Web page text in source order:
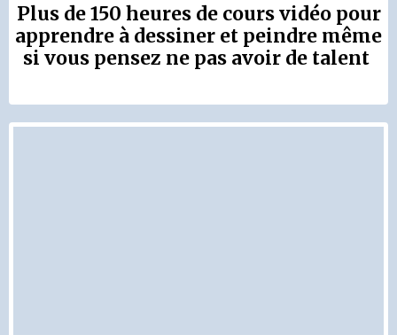
Plus de 150 heures de cours vidéo pour
apprendre à dessiner et peindre même
si vous pensez ne pas avoir de talent